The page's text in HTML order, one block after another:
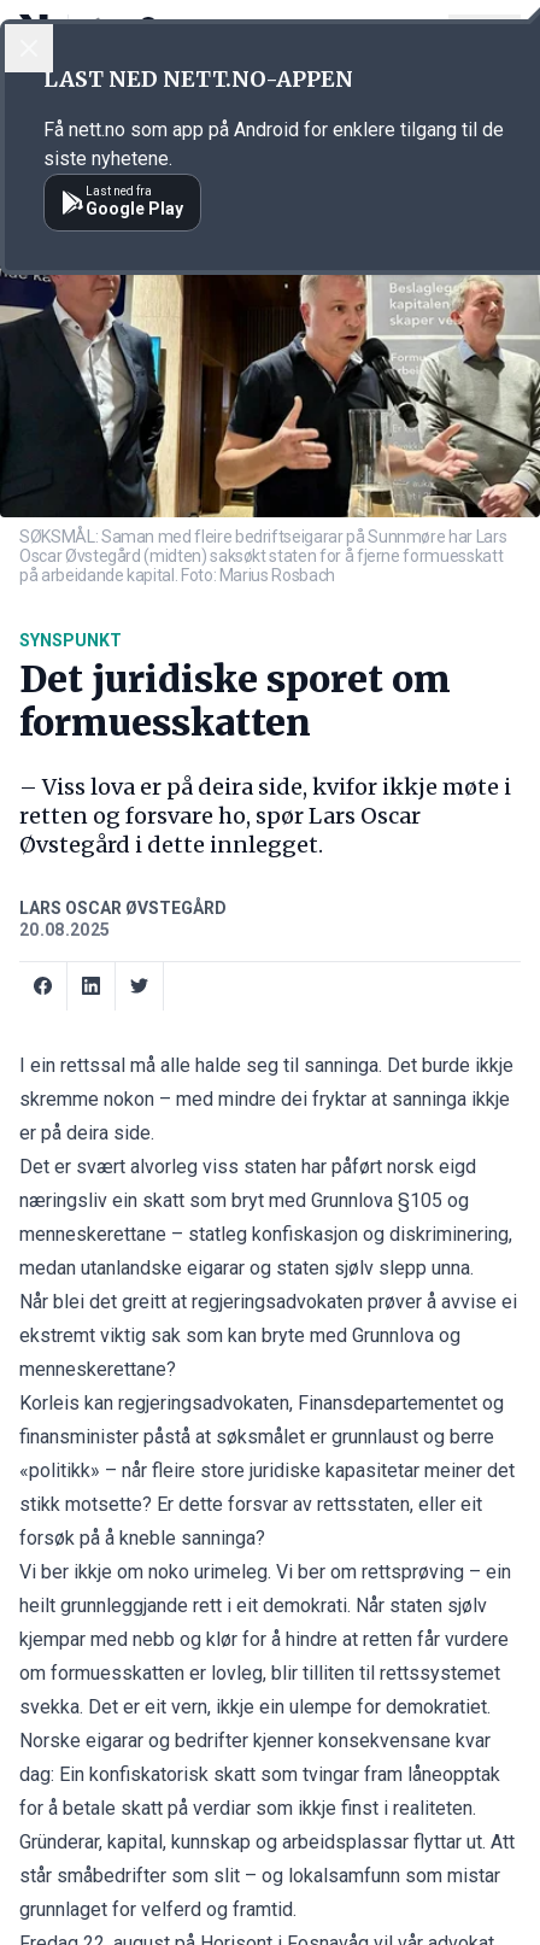
Annonsørinnhold
SØKSMÅL: Saman med fleire bedriftseigarar på Sunnmøre har Lars
Oscar Øvstegård (midten) saksøkt staten for å fjerne formuesskatt
på arbeidande kapital. Foto: Marius Rosbach
SYNSPUNKT
Det juridiske sporet om
formuesskatten
– Viss lova er på deira side, kvifor ikkje møte i
retten og forsvare ho, spør Lars Oscar
Øvstegård i dette innlegget.
LARS OSCAR ØVSTEGÅRD
20.08.2025
I ein rettssal må alle halde seg til sanninga. Det burde ikkje
skremme nokon – med mindre dei fryktar at sanninga ikkje
er på deira side.
Det er svært alvorleg viss staten har påført norsk eigd
næringsliv ein skatt som bryt med Grunnlova §105 og
menneskerettane – statleg konfiskasjon og diskriminering,
medan utanlandske eigarar og staten sjølv slepp unna.
Når blei det greitt at regjeringsadvokaten prøver å avvise ei
ekstremt viktig sak som kan bryte med Grunnlova og
menneskerettane?
Korleis kan regjeringsadvokaten, Finansdepartementet og
finansminister påstå at søksmålet er grunnlaust og berre
«politikk» – når fleire store juridiske kapasitetar meiner det
stikk motsette? Er dette forsvar av rettsstaten, eller eit
forsøk på å kneble sanninga?
Vi ber ikkje om noko urimeleg. Vi ber om rettsprøving – ein
heilt grunnleggjande rett i eit demokrati. Når staten sjølv
kjempar med nebb og klør for å hindre at retten får vurdere
om formuesskatten er lovleg, blir tilliten til rettssystemet
svekka. Det er eit vern, ikkje ein ulempe for demokratiet.
Norske eigarar og bedrifter kjenner konsekvensane kvar
dag: Ein konfiskatorisk skatt som tvingar fram låneopptak
for å betale skatt på verdiar som ikkje finst i realiteten.
Gründerar, kapital, kunnskap og arbeidsplassar flyttar ut. Att
står småbedrifter som slit – og lokalsamfunn som mistar
grunnlaget for velferd og framtid.
LAST NED NETT.NO-APPEN
Få nett.no som app på Android for enklere tilgang til de
siste nyhetene.
Last ned fra
Google Play